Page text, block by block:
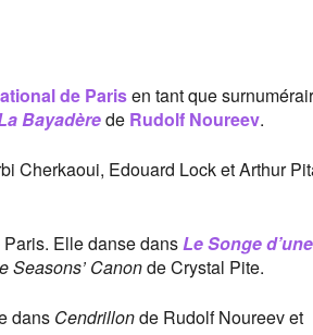
de Parisen tant que
Bayadèrede Rudolf Noureev.
Cherkaoui, Edouard Lock et Arthur
Elle danse dansLe Songe
Seasons’ Canonde Crystal Pite.
dans Cendrillonde Rudolf Noureev et